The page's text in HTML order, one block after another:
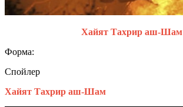
Хайят Тахрир аш-Шам
Форма:
Спойлер
Хайят Тахрир аш-Шам